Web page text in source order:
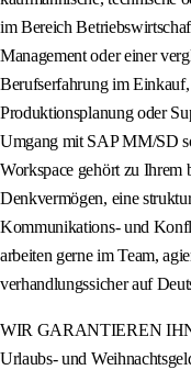
im Bereich
Management oder einer
Berufserfahrung im
Produktionsplanung oder
Umgang mit SAP MM/SD
Workspace gehört zu
Denkvermögen, eine
Kommunikations- und
arbeiten gerne im Team,
verhandlungssicher auf
WIR GARANTIEREN
Urlaubs- und